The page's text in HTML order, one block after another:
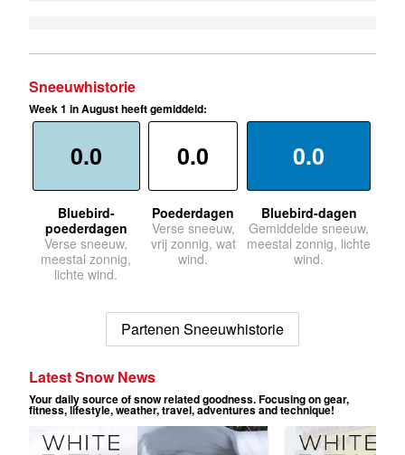
Sneeuwhistorie
Week 1 in August heeft gemiddeld:
0.0
Bluebird-
poederdagen
Verse sneeuw,
meestal zonnig,
lichte wind.
0.0
Poederdagen
Verse sneeuw,
vrij zonnig, wat
wind.
0.0
Bluebird-dagen
Gemiddelde sneeuw,
meestal zonnig, lichte
wind.
Partenen Sneeuwhistorie